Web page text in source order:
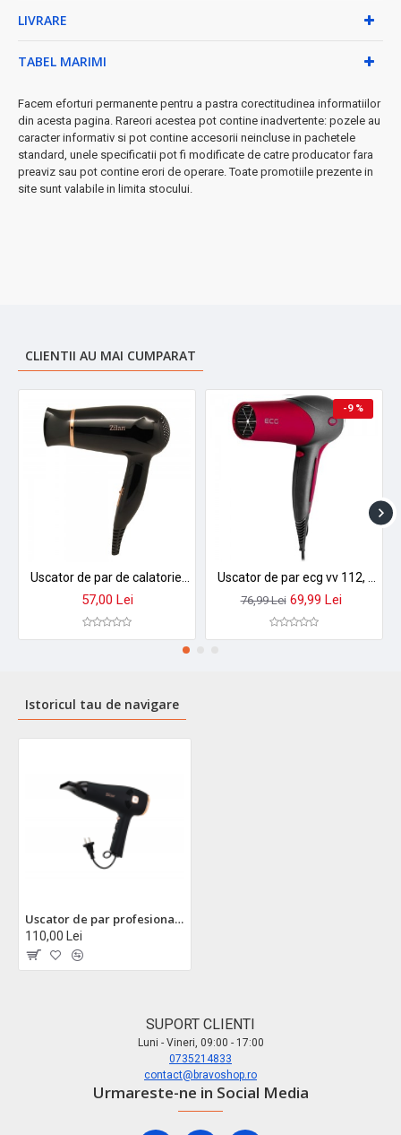
suplimentară
călătorii
supraîncălzire
● Specificații tehnice:
• Putere: 2000W pentru performanță profesională
• Cablu retractabil de 1.5m pentru flexibilitate maximă
păr.
➤Investește în sănătatea părului tău cu tehnologie
profesională la un preț accesibil!
LIVRARE
TABEL MARIMI
Facem eforturi permanente pentru a pastra corectitudinea informatiilor
din acesta pagina. Rareori acestea pot contine inadvertente: pozele au
caracter informativ si pot contine accesorii neincluse in pachetele
standard, unele specificatii pot fi modificate de catre producator fara
preaviz sau pot contine erori de operare. Toate promotiile prezente in
site sunt valabile in limita stocului.
CLIENTII AU MAI CUMPARAT
57,00 Lei
-9 %
76,99 Lei 69,99 Lei
Istoricul tau de navigare
Uscator de par profesional zilan zln9143, 2000w, tehnologie ionica, 3 trepte temperatura, concentrator si difuzor incluse
110,00 Lei
SUPORT CLIENTI
Luni - Vineri, 09:00 - 17:00
0735214833
contact@bravoshop.ro
Urmareste-ne in Social Media